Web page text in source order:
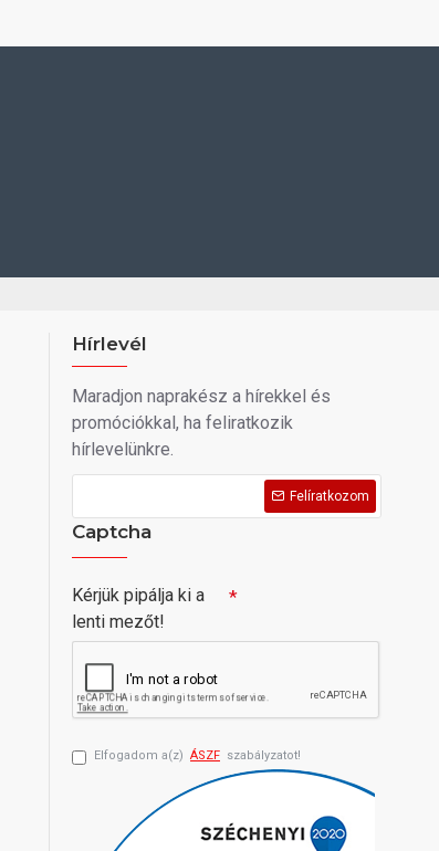
Hírlevél
Maradjon naprakész a hírekkel és
promóciókkal, ha feliratkozik
hírlevelünkre.
Felíratkozom
Captcha
Kérjük pipálja ki a
lenti mezőt!
Elfogadom a(z) ÁSZF szabályzatot!